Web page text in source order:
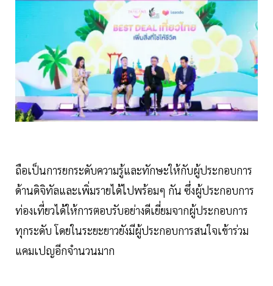
ถือเป็นการยกระดับความรู้และทักษะให้กับผู้ประกอบการ
ด้านดิจิทัลและเพิ่มรายได้ไปพร้อมๆ กัน ซึ่งผู้ประกอบการ
ท่องเที่ยวได้ให้การตอบรับอย่างดีเยี่ยมจากผู้ประกอบการ
ทุกระดับ โดยในระยะยาวยังมีผู้ประกอบการสนใจเข้าร่วม
แคมเปญอีกจำนวนมาก